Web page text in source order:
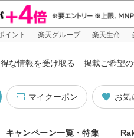
イント 楽天グループ 楽天生命
な情報を受け取る 掲載ご希望
お気
マイクーポン
キャンペーン一覧・特集